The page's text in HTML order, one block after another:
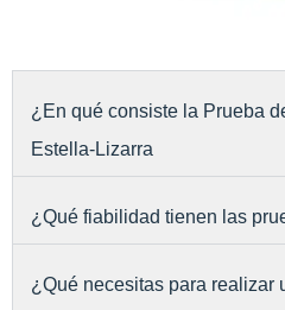
¿En qué consiste la Prueba
Estella-Lizarra
¿Qué fiabilidad tienen las
¿Qué necesitas para realizar